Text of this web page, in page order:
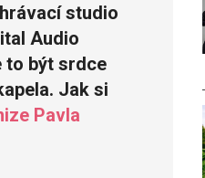
studio
Audio
to být srdce
Jak si
Pavla